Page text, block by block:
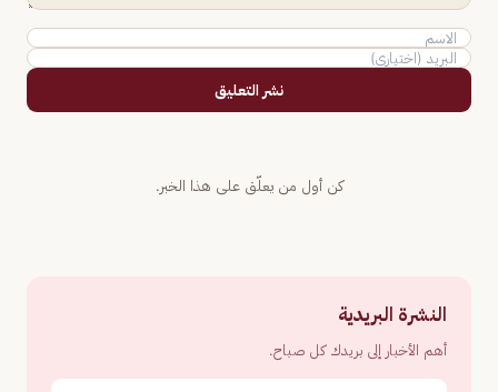
نشر التعليق
كن أول من يعلّق على هذا الخبر.
النشرة البريدية
أهم الأخبار إلى بريدك كل صباح.